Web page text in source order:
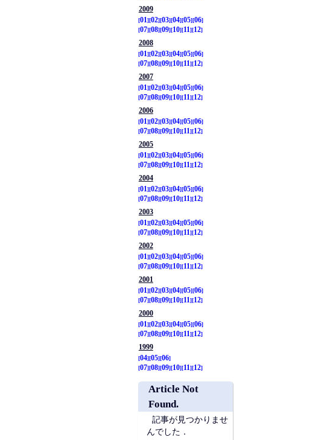
2009
01
02 03 04 05 06
07 08 09 10 11
12
2008
01
02 03 04 05 06
07 08 09 10 11
12
2007
01
02 03 04 05 06
07 08 09 10 11
12
2006
01
02 03 04 05 06
07 08 09 10 11
12
2005
01
02 03 04 05 06
07 08 09 10 11
12
2004
01
02 03 04 05 06
07 08 09 10 11
12
2003
01
02 03 04 05 06
07 08 09 10 11
12
2002
01
02 03 04 05 06
07 08 09 10 11
12
2001
01
02 03 04 05 06
07 08 09 10 11
12
2000
01
02 03 04 05 06
07 08 09 10 11
12
1999
04 05 06
07 08 09 10 11 12
Article Not
Found.
記事が見つかりませ
んでした．